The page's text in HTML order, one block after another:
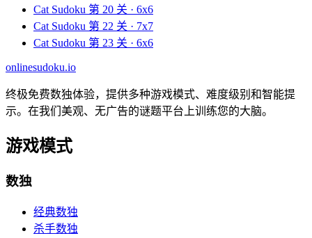
Cat Sudoku 第 20 关 · 6x6
Cat Sudoku 第 22 关 · 7x7
Cat Sudoku 第 23 关 · 6x6
onlinesudoku.io
终极免费数独体验，提供多种游戏模式、难度级别和智能提
示。在我们美观、无广告的谜题平台上训练您的大脑。
游戏模式
数独
经典数独
杀手数独